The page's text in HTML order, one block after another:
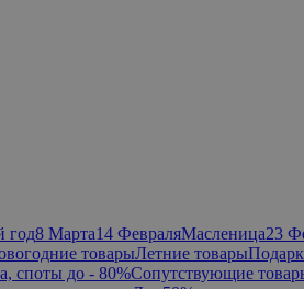
год8 Марта14 ФевраляМасленица23
товарыЛетние товары
споты до - 80%Сопутствующие